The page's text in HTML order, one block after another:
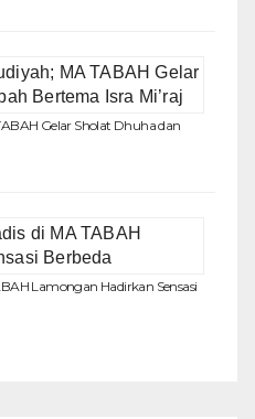
Gelar Sholat Dhuha dan
Lamongan Hadirkan Sensasi